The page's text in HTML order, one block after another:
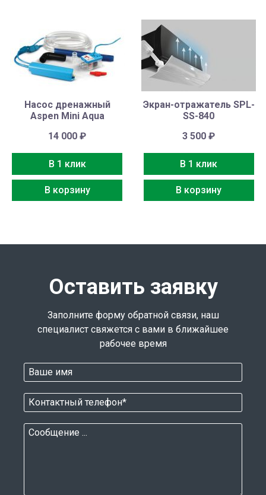
Насос дренажный
Aspen Mini Aqua
14 000₽
В 1 клик
В корзину
Экран-отражатель SPL-
SS-840
3 500₽
В 1 клик
В корзину
Оставить заявку
Заполните форму обратной связи, наш
специалист свяжется с вами в ближайшее
рабочее время